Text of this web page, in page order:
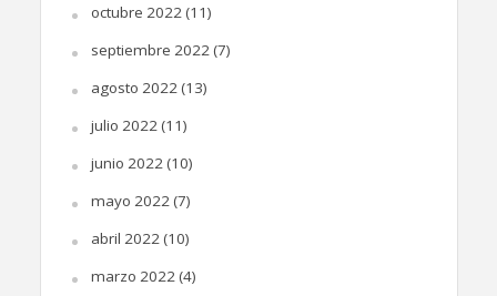
octubre 2022(11)
septiembre 2022(7)
agosto 2022(13)
julio 2022(11)
junio 2022(10)
mayo 2022(7)
abril 2022(10)
marzo 2022(4)